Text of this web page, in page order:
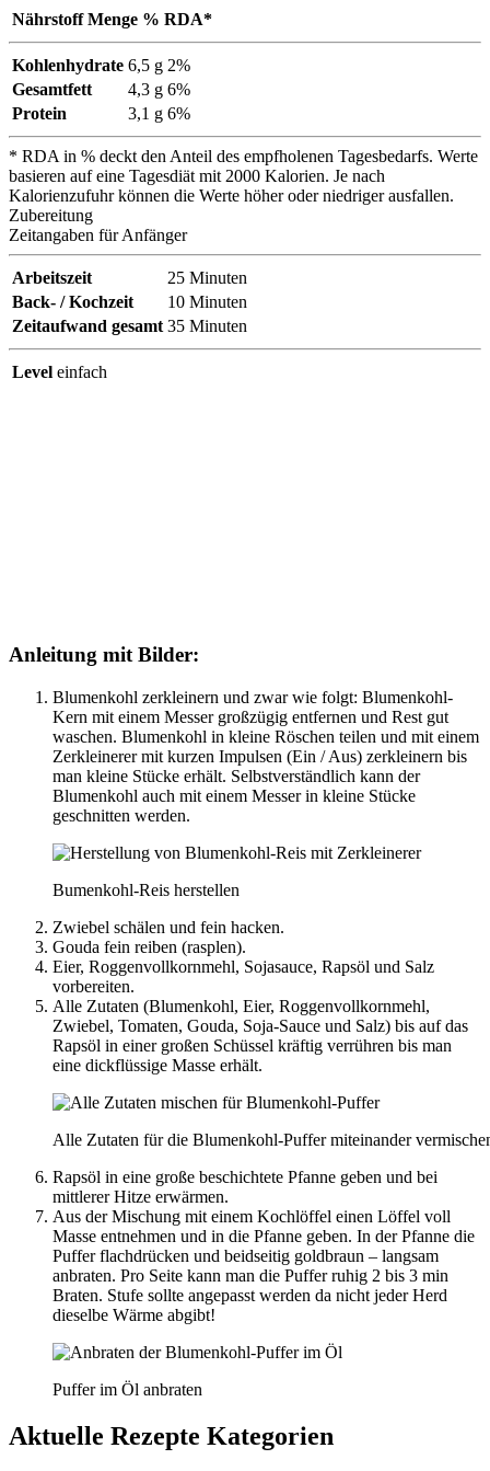
Nährstoff Menge % RDA*
Kohlenhydrate 6,5 g 2%
Gesamtfett
4,3 g 6%
Protein
3,1 g 6%
* RDA in % deckt den Anteil des empfholenen Tagesbedarfs. Werte
basieren auf eine Tagesdiät mit 2000 Kalorien. Je nach
Kalorienzufuhr können die Werte höher oder niedriger ausfallen.
Zubereitung
Zeitangaben für Anfänger
Arbeitszeit 25 Minuten
Back- / Kochzeit
10 Minuten
Zeitaufwand gesamt 35 Minuten
Level einfach
Anleitung mit Bilder:
Blumenkohl zerkleinern und zwar wie folgt: Blumenkohl-
Kern mit einem Messer großzügig entfernen und Rest gut
waschen. Blumenkohl in kleine Röschen teilen und mit einem
Zerkleinerer mit kurzen Impulsen (Ein / Aus) zerkleinern bis
man kleine Stücke erhält. Selbstverständlich kann der
Blumenkohl auch mit einem Messer in kleine Stücke
geschnitten werden.
Bumenkohl-Reis herstellen
Zwiebel schälen und fein hacken.
Gouda fein reiben (rasplen).
Eier, Roggenvollkornmehl, Sojasauce, Rapsöl und Salz
vorbereiten.
Alle Zutaten (Blumenkohl, Eier, Roggenvollkornmehl,
Zwiebel, Tomaten, Gouda, Soja-Sauce und Salz) bis auf das
Rapsöl in einer großen Schüssel kräftig verrühren bis man
eine dickflüssige Masse erhält.
Alle Zutaten für die Blumenkohl-Puffer miteinander
Rapsöl in eine große beschichtete Pfanne geben und bei
mittlerer Hitze erwärmen.
Aus der Mischung mit einem Kochlöffel einen Löffel voll
Masse entnehmen und in die Pfanne geben. In der Pfanne die
Puffer flachdrücken und beidseitig goldbraun – langsam
anbraten. Pro Seite kann man die Puffer ruhig 2 bis 3 min
Braten. Stufe sollte angepasst werden da nicht jeder Herd
dieselbe Wärme abgibt!
Puffer im Öl anbraten
Aktuelle Rezepte Kategorien